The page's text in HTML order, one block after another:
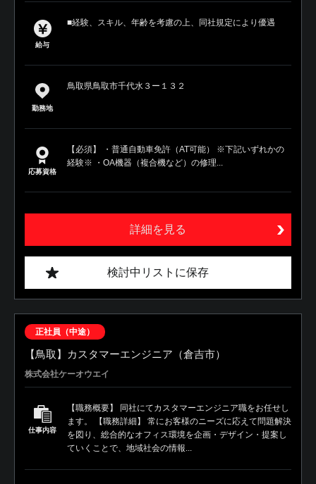
給与
■経験、スキル、年齢を考慮の上、同社規定により優遇
勤務地
鳥取県鳥取市千代水３ー１３２
応募資格
【必須】 ・普通自動車免許（AT可能） ※下記いずれかの
経験※ ・OA機器（複合機など）の修理...
詳細を見る
検討中リストに保存
正社員（中途）
【鳥取】カスタマーエンジニア（倉吉市）
株式会社ケーオウエイ
仕事内容
【職務概要】 同社にてカスタマーエンジニア職をお任せし
ます。 【職務詳細】 常にお客様のニーズに応えて問題解決
を図り、総合的なオフィス環境を企画・デザイン・提案し
ていくことで、地域社会の情報...